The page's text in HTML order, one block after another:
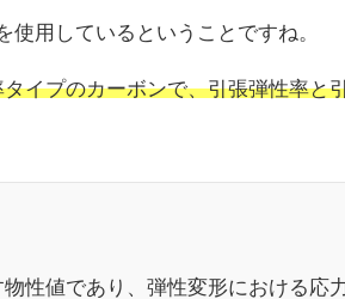
使用しているということですね。
イプのカーボンで、引張弾性率と
性値であり、弾性変形における応